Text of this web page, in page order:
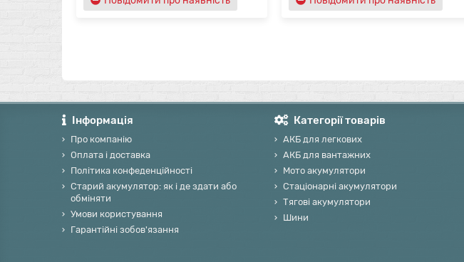
Інформація
Про компанію
Оплата і доставка
Політика конфеденційності
Старий акумулятор: як і де здати або
обміняти
Умови користування
Гарантійні зобов'язання
Категорії товарів
АКБ для легкових
АКБ для вантажних
Мото акумулятори
Стаціонарні акумулятори
Тягові акумулятори
Шини